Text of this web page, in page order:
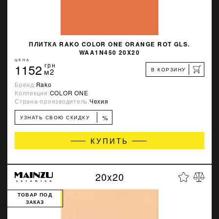
ПЛИТКА RAKO COLOR ONE ORANGE ROT GLS.
WAA1N450 20X20
ЦЕНА
1152 грн
м2 В КОРЗИНУ
Бренд:Rako
Коллекция:COLOR ONE
Страна-производитель:Чехия
УЗНАТЬ СВОЮ СКИДКУ %
КУПИТЬ
20x20
ТОВАР ПОД
ЗАКАЗ